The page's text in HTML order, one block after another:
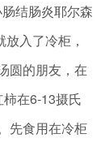
结肠炎耶尔森
入了冷柜，
圆的朋友，在
在6-13摄氏
先食用在冷柜